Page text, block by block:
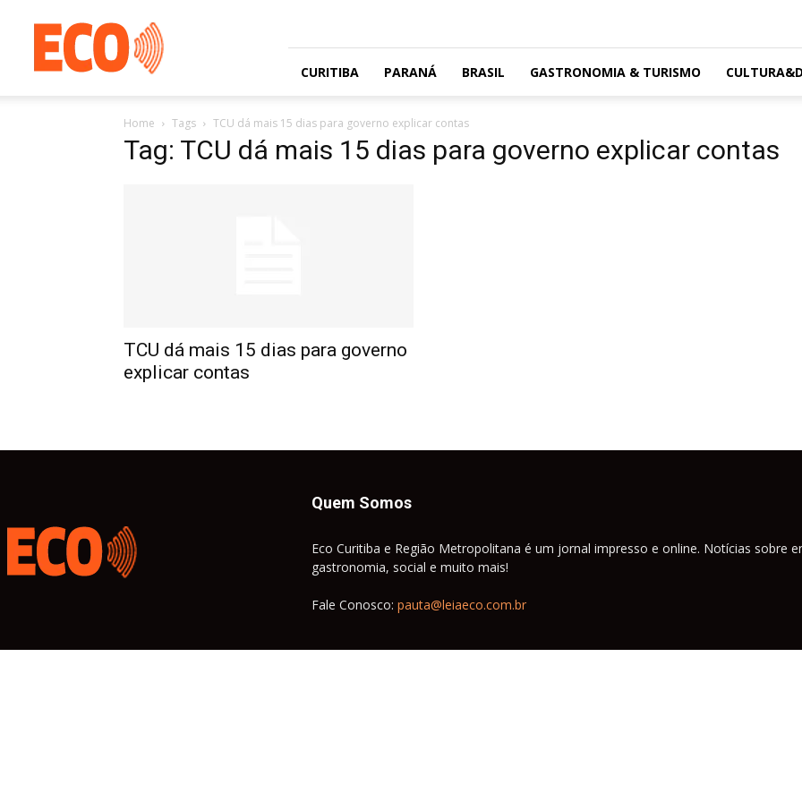
gratuito
com
circulação
CURITIBA PARANÁ BRASIL GASTRONOMIA & TURISMO
Home Tags TCU dá mais 15 dias para governo explicar contas
Tag: TCU dá mais 15 dias para governo explicar contas
TCU dá mais 15 dias para governo
explicar contas
Quem Somos
Eco Curitiba e Região Metropolitana é um jornal impresso e online. Notícias
gastronomia, social e muito mais!
Fale Conosco: pauta@leiaeco.com.br